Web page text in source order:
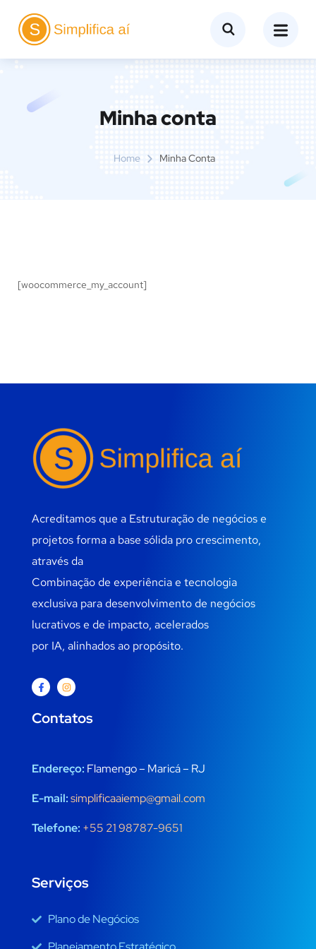
Minha conta
Home Minha Conta
[woocommerce_my_account]
Acreditamos que a Estruturação de negócios e
projetos forma a base sólida pro crescimento,
através da
Combinação de experiência e tecnologia
exclusiva para desenvolvimento de negócios
lucrativos e de impacto, acelerados
por IA, alinhados ao propósito.
Contatos
Endereço: Flamengo – Maricá – RJ
E-mail:simplificaaiemp@gmail.com
Telefone: +55 21 98787-9651
Serviços
Plano de Negócios